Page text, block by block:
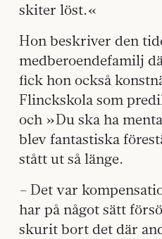
skiter löst.«
Hon beskriver den
medberoendefamilj
fick hon också
Flinckskola som
och »Du ska ha
blev fantastiska
stått ut så länge.
– Det var
har på något sätt
skurit bort det där